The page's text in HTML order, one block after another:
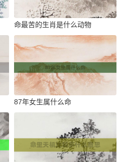
命最苦的生肖是什么动物
87年女生属什么命